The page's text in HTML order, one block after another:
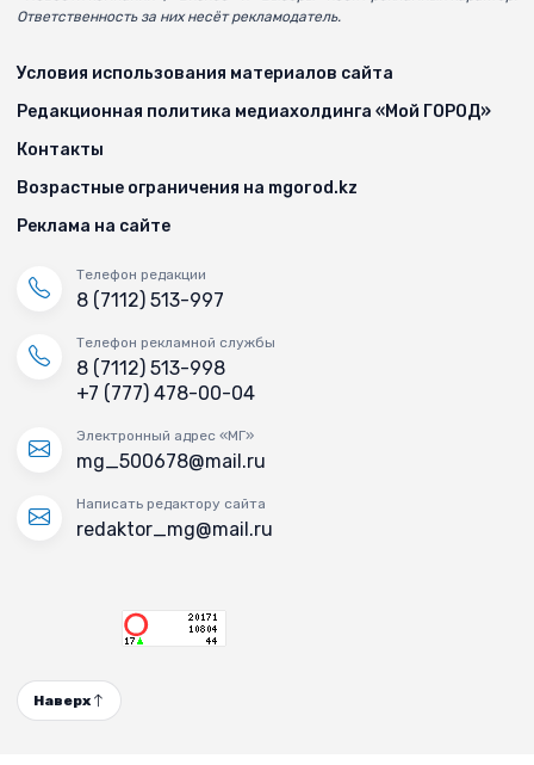
Ответственность за них несёт рекламодатель.
Условия использования материалов сайта
Редакционная политика медиахолдинга «Мой ГОРОД»
Контакты
Возрастные ограничения на mgorod.kz
Реклама на сайте
Телефон редакции
8 (7112) 513-997
Телефон рекламной службы
8 (7112) 513-998
+7 (777) 478-00-04
Электронный адрес «МГ»
mg_500678@mail.ru
Написать редактору сайта
redaktor_mg@mail.ru
Наверх